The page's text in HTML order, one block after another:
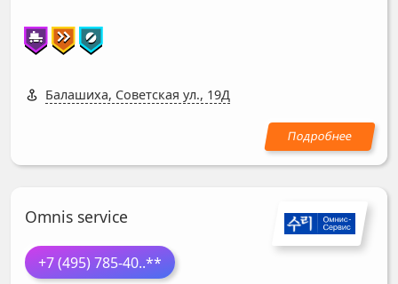
Балашиха, Советская ул., 19Д
Omnis service
+7 (495) 785-40..**